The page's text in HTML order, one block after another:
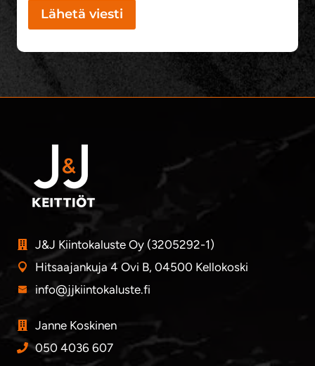
Lähetä viesti
J&J Kiintokaluste Oy (3205292-1)
Hitsaajankuja 4 Ovi B, 04500 Kellokoski
info@jjkiintokaluste.fi
Janne Koskinen
050 4036 607